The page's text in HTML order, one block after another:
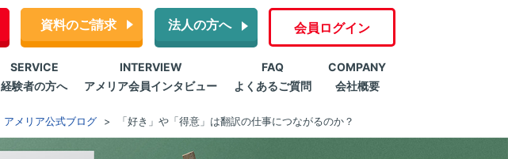
資料のご請求 法人の方へ 会員ログイン
SERVICE
経験者の方へ
INTERVIEW
アメリア会員インタビュー
FAQ
よくあるご質問
COMPANY
会社概要
アメリア公式ブログ 「好き」や「得意」は翻訳の仕事につながるのか？